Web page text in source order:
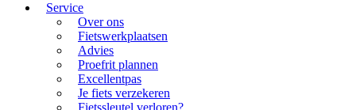
Service
Over ons
Fietswerkplaatsen
Advies
Proefrit plannen
Excellentpas
Je fiets verzekeren
Fietssleutel verloren?